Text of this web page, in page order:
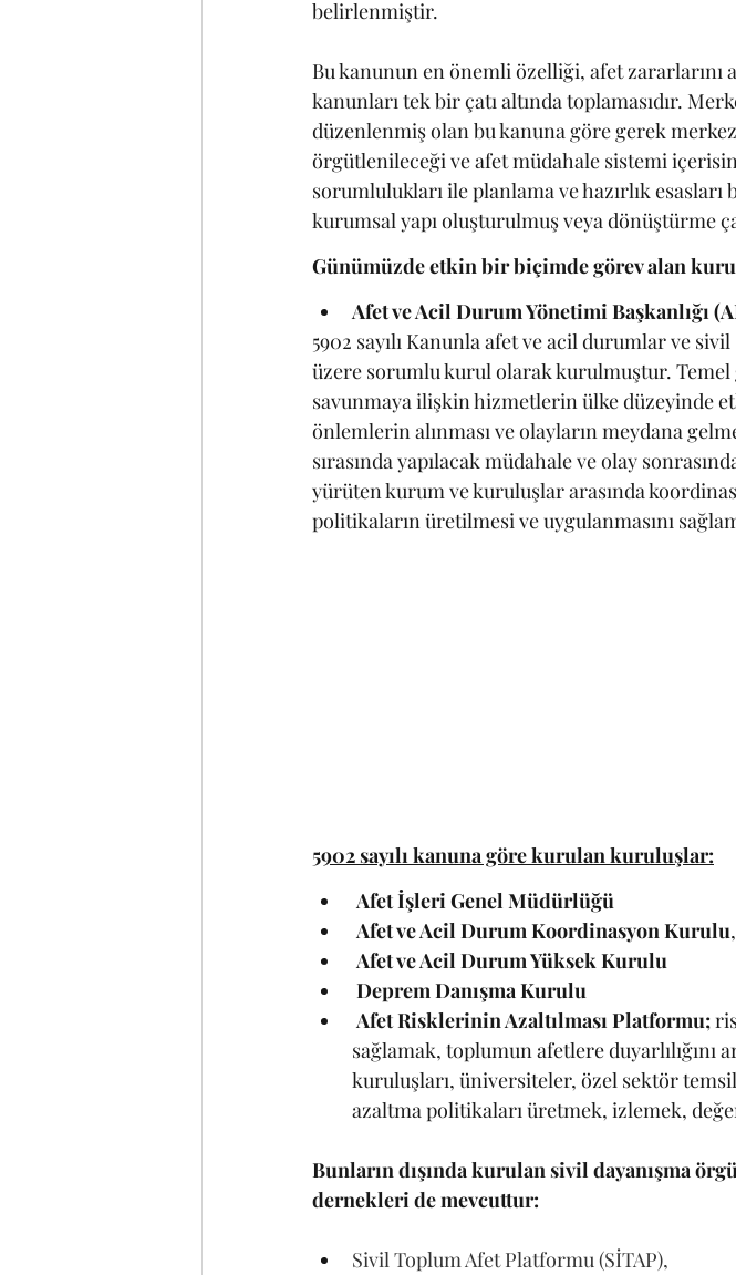
belirlenmiştir.
Bu kanunun en önemli özelliği, afet zararlarını
kanunları tek bir çatı altında toplamasıdır.
düzenlenmiş olan bu kanuna göre gerek
örgütlenileceği ve afet müdahale sistemi
sorumlulukları ile planlama ve hazırlık
kurumsal yapı oluşturulmuş veya dönüştürme
Günümüzde etkin bir biçimde görev alan
Afet ve Acil Durum Yönetimi Başkanlığı
5902 sayılı Kanunla afet ve acil durumlar ve
üzere sorumlu kurul olarak kurulmuştur.
savunmaya ilişkin hizmetlerin ülke düzeyinde
önlemlerin alınması ve olayların meydana
sırasında yapılacak müdahale ve olay
yürüten kurum ve kuruluşlar arasında
politikaların üretilmesi ve uygulanmasını
5902 sayılı kanuna göre kurulan kuruluşlar:
Afet İşleri Genel Müdürlüğü
Afet ve Acil Durum Koordinasyon Kurulu,
Afet ve Acil Durum Yüksek Kurulu
Deprem Danışma Kurulu
Afet Risklerinin Azaltılması Platformu;
sağlamak, toplumun afetlere
kuruluşları, üniversiteler, özel sektör
azaltma politikaları üretmek, izlemek,
Bunların dışında kurulan sivil dayanışma
dernekleri de mevcuttur:
Sivil Toplum Afet Platformu (SİTAP),